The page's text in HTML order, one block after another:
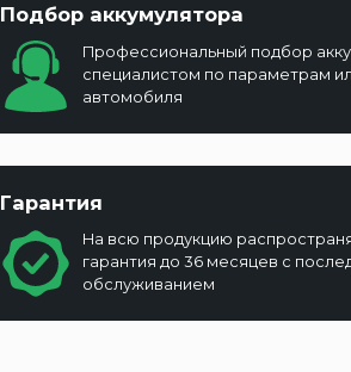
Подбор аккумулятора
Профессиональный подбор
специалистом по параметрам
автомобиля
Гарантия
На всю продукцию
гарантия до 36 месяцев с
обслуживанием